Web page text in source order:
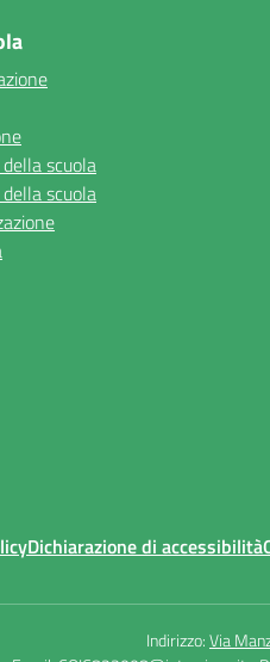
scuola
scuola
Dichiarazione di accessibilità
Indirizzo:Via